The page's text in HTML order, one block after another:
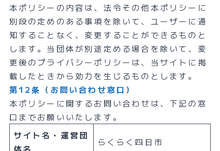
本ポリシーの内容は、法令その他本ポリシーに
別段の定めのある事項を除いて、ユーザーに通
知することなく、変更することができるものと
します。当団体が別途定める場合を除いて、変
更後のプライバシーポリシーは、当サイトに掲
載したときから効力を生じるものとします。
第12条（お問い合わせ窓口）
本ポリシーに関するお問い合わせは、下記の窓
口までお願いいたします。
サイト名・運営団
体名
らくらく四日市